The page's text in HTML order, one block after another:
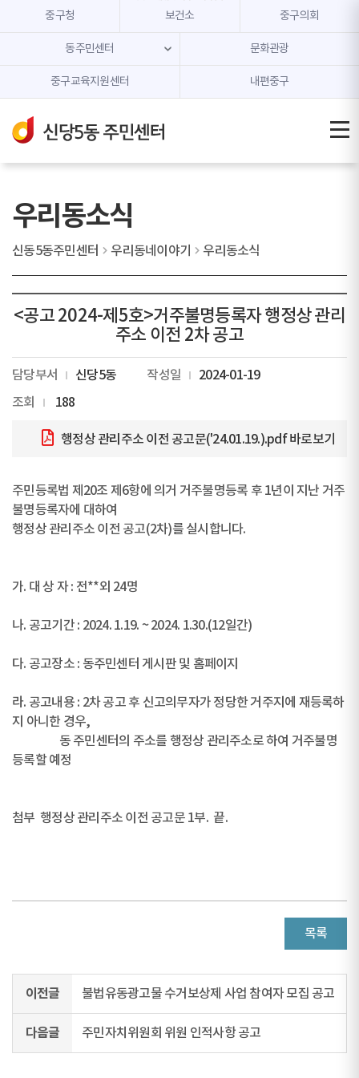
본문 내용 바로가기
주메뉴 바로가기
중구청 보건소 중구의회
동주민센터 문화관광
중구교육지원센터 내편중구
우리동소식
신동5동주민센터 우리동네이야기 우리동소식
<공고 2024-제5호>거주불명등록자 행정상 관리
주소 이전 2차 공고
담당부서 신당5동 작성일
2024-01-19
조회
188
행정상 관리주소 이전 공고문('24.01.19.).pdf 바로보기
주민등록법 제20조 제6항에 의거 거주불명등록 후 1년이 지난 거주
불명등록자에 대하여
행정상 관리주소 이전 공고(2차)를 실시합니다.
가. 대 상 자 : 전**외 24명
나. 공고기간 : 2024. 1.19. ~ 2024. 1.30.(12일간)
다. 공고장소 : 동주민센터 게시판 및 홈페이지
라. 공고내용 : 2차 공고 후 신고의무자가 정당한 거주지에 재등록하
지 아니한 경우,
동 주민센터의 주소를 행정상 관리주소로 하여 거주불명
등록할 예정
첨부 행정상 관리주소 이전 공고문 1부. 끝.
목록
이전글 불법유동광고물 수거보상제 사업 참여자 모집 공고
다음글 주민자치위원회 위원 인적사항 공고